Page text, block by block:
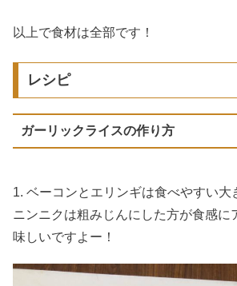
以上で食材は全部です！
レシピ
ガーリックライスの作り方
1. ベーコンとエリンギは食べやすい大
ニンニクは粗みじんにした方が食感に
味しいですよー！